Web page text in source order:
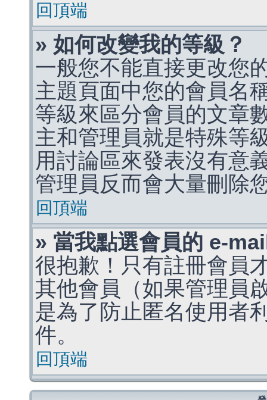
回頂端
» 如何改變我的等級？
一般您不能直接更改您
主題頁面中您的會員名
等級來區分會員的文章
主和管理員就是特殊等
用討論區來發表沒有意
管理員反而會大量刪除
回頂端
» 當我點選會員的 e-
很抱歉！只有註冊會員
其他會員（如果管理員
是為了防止匿名使用者
件。
回頂端